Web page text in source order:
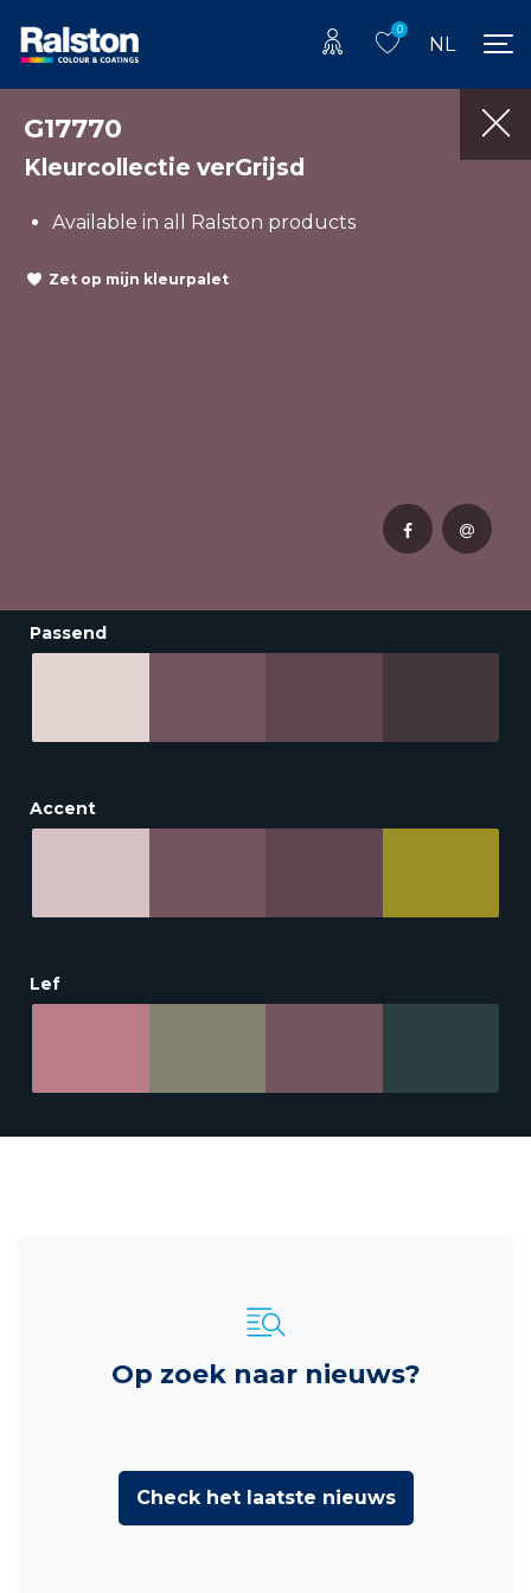
0
NL
G17770
Kleurcollectie verGrijsd
Available in all Ralston products
Zet op mijn kleurpalet
Passend
Accent
Lef
Op zoek naar nieuws?
Check het laatste nieuws